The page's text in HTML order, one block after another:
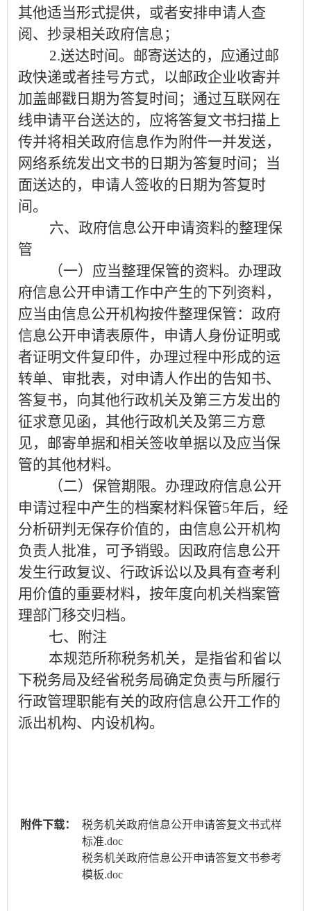
其他适当形式提供，或者安排申请人查
阅、抄录相关政府信息；
2.送达时间。邮寄送达的，应通过邮
政快递或者挂号方式，以邮政企业收寄并
加盖邮戳日期为答复时间；通过互联网在
线申请平台送达的，应将答复文书扫描上
传并将相关政府信息作为附件一并发送，
网络系统发出文书的日期为答复时间；当
面送达的，申请人签收的日期为答复时
间。
六、政府信息公开申请资料的整理保
管
（一）应当整理保管的资料。 办理政
府信息公开申请工作中产生的下列资料，
应当由信息公开机构按件整理保管：政府
信息公开申请表原件，申请人身份证明或
者证明文件复印件，办理过程中形成的运
转单、审批表，对申请人作出的告知书、
答复书，向其他行政机关及第三方发出的
征求意见函，其他行政机关及第三方意
见，邮寄单据和相关签收单据以及应当保
管的其他材料。
（二）保管期限。 办理政府信息公开
申请过程中产生的档案材料保管5年后，经
分析研判无保存价值的，由信息公开机构
负责人批准，可予销毁。因政府信息公开
发生行政复议、行政诉讼以及具有查考利
用价值的重要材料，按年度向机关档案管
理部门移交归档。
七、附注
本规范所称税务机关，是指省和省以
下税务局及经省税务局确定负责与所履行
行政管理职能有关的政府信息公开工作的
派出机构、内设机构。
附件下载：
税务机关政府信息公开申请答复文书式样
标准.doc
税务机关政府信息公开申请答复文书参考
模板.doc